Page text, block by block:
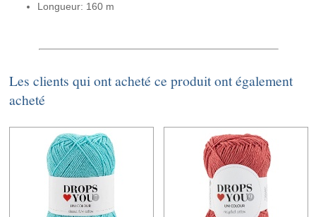
Longueur: 160 m
Les clients qui ont acheté ce produit ont également
acheté